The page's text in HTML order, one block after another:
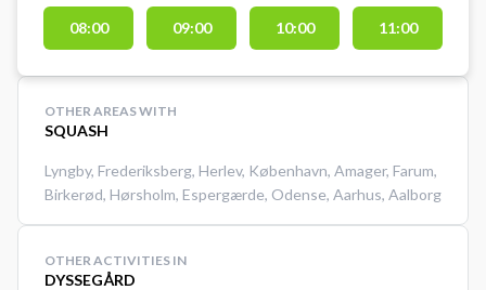
squashbane som pay & play og
nemt finde en ledig tid, der passer
Helsingør Kommune og er oplagt
valg, hvis du leder efter squash i
Espergærde, Helsingør eller
nærområdet. Espergærde
08:00 09:00 10:00 11:00
OTHER AREAS WITH
SQUASH
Lyngby, Frederiksberg, Herlev, København, Amager, Farum,
Birkerød, Hørsholm, Espergærde, Odense, Aarhus, Aalborg
OTHER ACTIVITIES IN
DYSSEGÅRD